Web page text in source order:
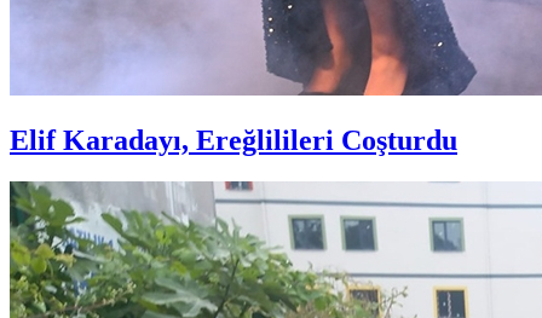
Elif Karadayı, Ereğlilileri Coşturdu